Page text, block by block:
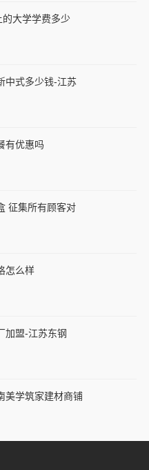
大学学费多少
中式多少钱-江苏
有优惠吗
征集所有顾客对
怎么样
加盟-江苏东钢
美学筑家建材商铺